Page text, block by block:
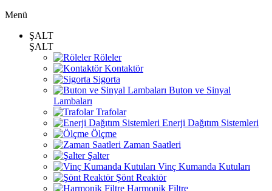
Menü
ŞALT
ŞALT
Röleler
Kontaktör
Sigorta
Buton ve Sinyal
Lambaları
Trafolar
Enerji Dağıtım Sistemleri
Ölçme
Zaman Saatleri
Şalter
Vinç Kumanda Kutuları
Şönt Reaktör
Harmonik Filtre